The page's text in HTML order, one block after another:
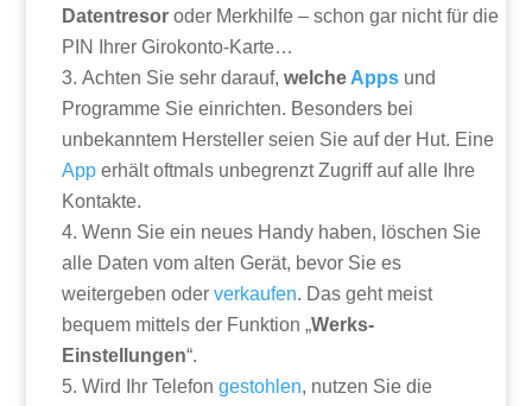
Datentresor oder Merkhilfe – schon gar nicht für die
PIN Ihrer Girokonto-Karte…
Achten Sie sehr darauf,welcheApps und
Programme Sie einrichten. Besonders bei
unbekanntem Hersteller seien Sie auf der Hut. Eine
App erhält oftmals unbegrenzt Zugriff auf alle Ihre
Kontakte.
Wenn Sie ein neues Handy haben, löschen Sie
alle Daten vom alten Gerät, bevor Sie es
weitergeben oderverkaufen. Das geht meist
bequem mittels der Funktion „Werks-
Einstellungen“.
Wird Ihr Telefongestohlen, nutzen Sie die